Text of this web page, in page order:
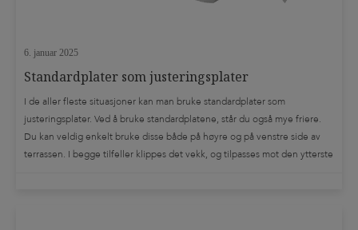
6. januar 2025
Standardplater som justeringsplater
I de aller fleste situasjoner kan man bruke standardplater som
justeringsplater. Ved å bruke standardplatene, står du også mye friere.
Du kan veldig enkelt bruke disse både på høyre og på venstre side av
terrassen. I begge tilfeller klippes det vekk, og tilpasses mot den ytterste